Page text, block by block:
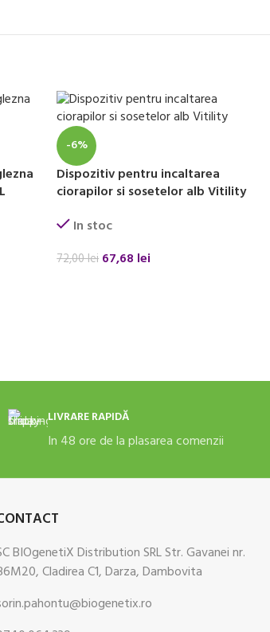
-6%
Dispozitiv pentru incaltarea
ciorapilor si sosetelor alb Vitility
In stoc
72,00lei 67,68 lei
LIVRARE RAPIDĂ
In 48 ore de la plasarea comenzii
BIOgenetiX Distribution SRL Str. Gavanei nr.
Cladirea C1, Darza, Dambovita